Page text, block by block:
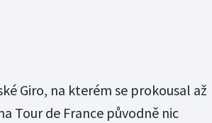
Giro, na kterém se prokousal až
Tour de France původně nic